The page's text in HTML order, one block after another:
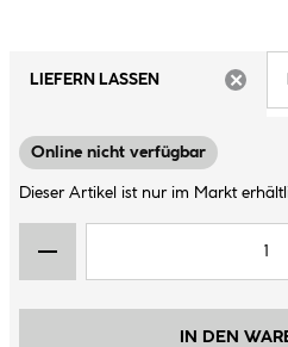
LIEFERN LASSEN
Online nicht verfügbar
Dieser Artikel ist nur im Markt
IN DEN